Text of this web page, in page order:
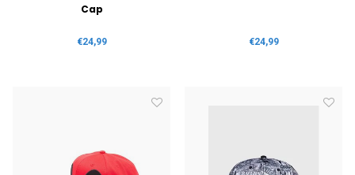
Cap
€24,99 €24,99